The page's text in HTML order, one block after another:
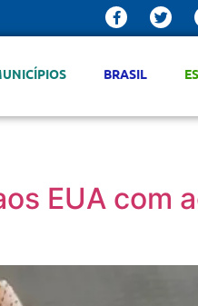
BRASIL
EUA com